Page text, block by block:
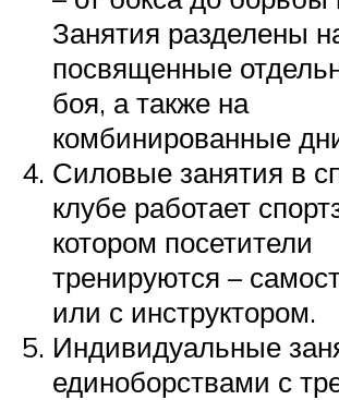
Занятия разделены
посвященные
боя, а также на
комбинированные
Силовые занятия в
клубе работает
котором посетители
тренируются –
или с инструктором.
Индивидуальные
единоборствами с